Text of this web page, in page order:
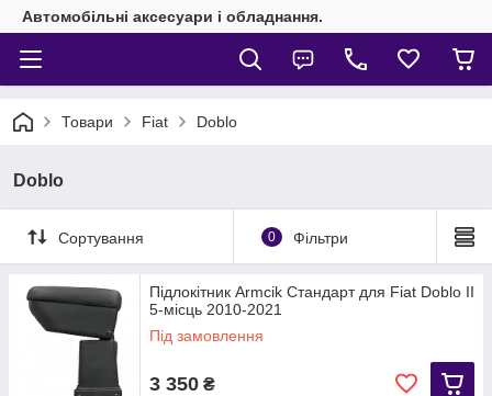
Автомобільні аксесуари і обладнання.
Товари Fiat Doblo
Doblo
Сортування 0 Фільтри
Підлокітник Armcik Стандарт для Fiat Doblo II
5-місць 2010-2021
Під замовлення
3 350 ₴